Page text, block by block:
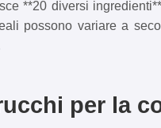
**20 diversi
possono variare a
per la